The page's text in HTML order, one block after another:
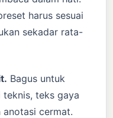
harus sesuai
sekadar rata-
Bagus untuk
teks gaya
anotasi cermat.